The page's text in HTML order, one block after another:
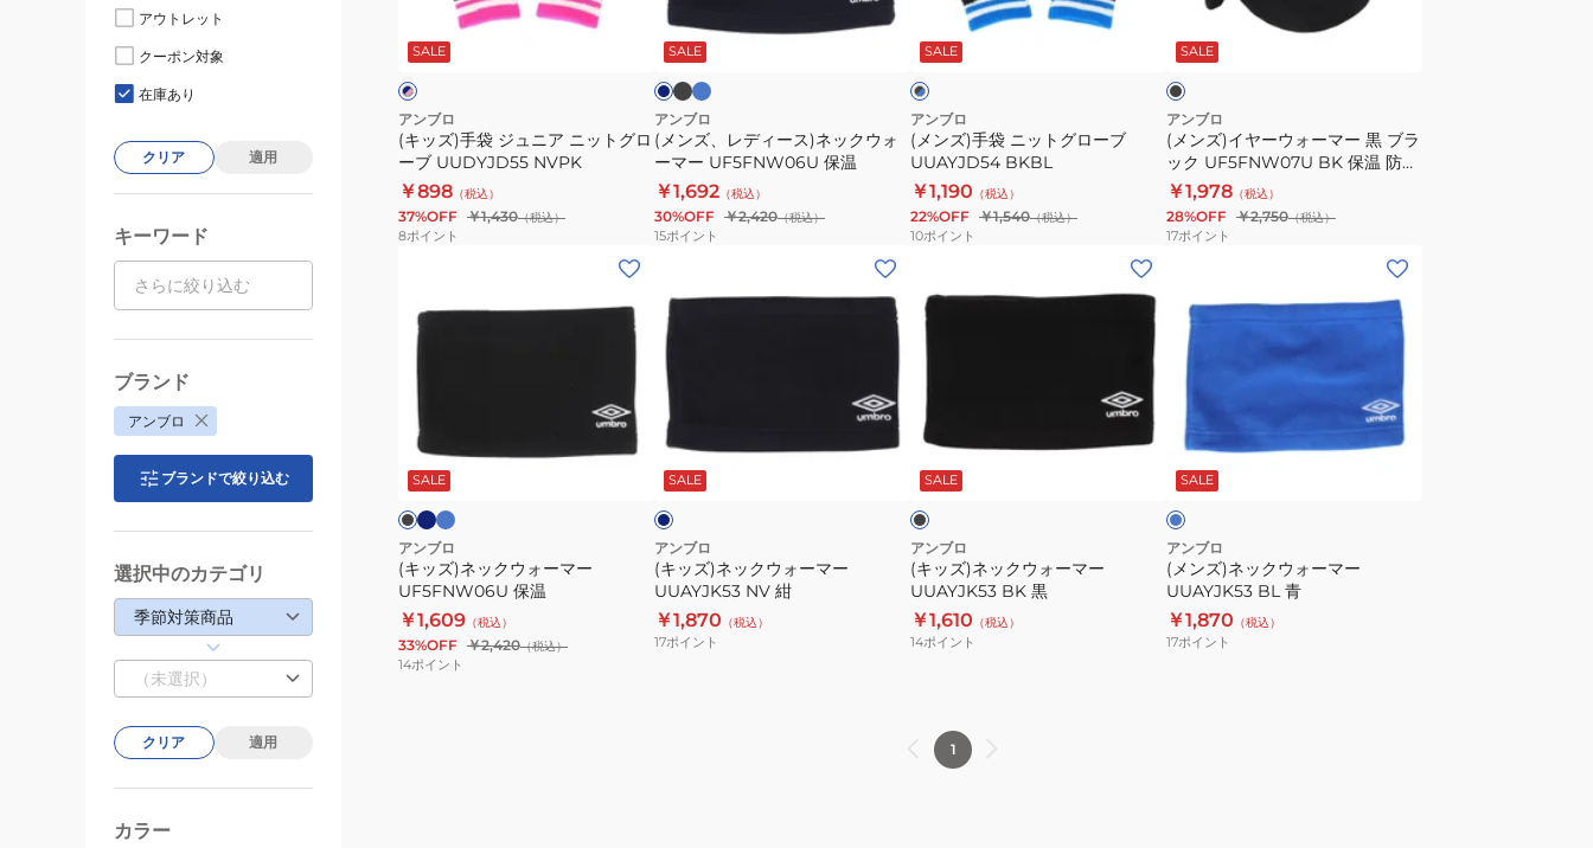
ア
ニ
ッ
ト
ロ
ー
NVPK
SALE
ン
ク
アンブロ
(キッズ)手袋 ジュニア ニットグロ
ーブ UUDYJD55 NVPK
￥898 （税込）
37%OFF ￥1,430（税込）
8ポイント
ス)
ネ
ッ
ク
ウ
ー
マ
保
温
SALE
ネブ
ラ
ブ
ル
アンブロ
(メンズ、レディース)ネックウォ
ーマー UF5FNW06U 保温
￥1,692 （税込）
30%OFF ￥2,420（税込）
15ポイント
グ
ロ
ー
ブ
UUAYJD54
BKBL
SALE
ラ
ル
ー
アンブロ
(メンズ)手袋 ニットグローブ
UUAYJD54 BKBL
￥1,190 （税込）
22%OFF ￥1,540（税込）
10ポイント
ー
マ
ー
黒
ブ
ラ
ッ
BK
寒
小
物
あ
っ
た
SALE
ブ
アンブロ
(メンズ)イヤーウォーマー 黒 ブラ
ック UF5FNW07U BK 保温 防寒
防寒小物 あったか
￥1,978 （税込）
28%OFF ￥2,750（税込）
17ポイント
ズ)
ー
マ
ー
UF5FNW06U
保
温
SALE
ラ
ッ
ク
イ
ビ
ー
アンブロ
(キッズ)ネックウォーマー
UF5FNW06U 保温
￥1,609 （税込）
33%OFF ￥2,420（税込）
14ポイント
ズ)
ネ
ッ
ク
ウ
ー
マ
ー
UUAYJK53
NV
紺
SALE
イ
アンブロ
(キッズ)ネックウォーマー
UUAYJK53 NV 紺
￥1,870 （税込）
17ポイント
ズ)
ネ
ク
ウ
ー
マ
ー
UUAYJK53
BK
黒
SALE
ブ
アンブロ
(キッズ)ネックウォーマー
UUAYJK53 BK 黒
￥1,610 （税込）
14ポイント
ー
マ
ー
UUAYJK53
BL
青
SALE
ブ
アンブロ
(メンズ)ネックウォーマー
UUAYJK53 BL 青
￥1,870 （税込）
17ポイント
1
アウトレット
クーポン対象
在庫あり
クリア 適用
キーワード
ブランド
アンブロ
ブランドで絞り込む
選択中のカテゴリ
季節対策商品
（未選択）
クリア 適用
カラー